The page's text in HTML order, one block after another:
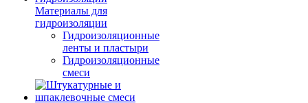
Материалы для
гидроизоляции
Гидроизоляционные
ленты и пластыри
Гидроизоляционные
смеси